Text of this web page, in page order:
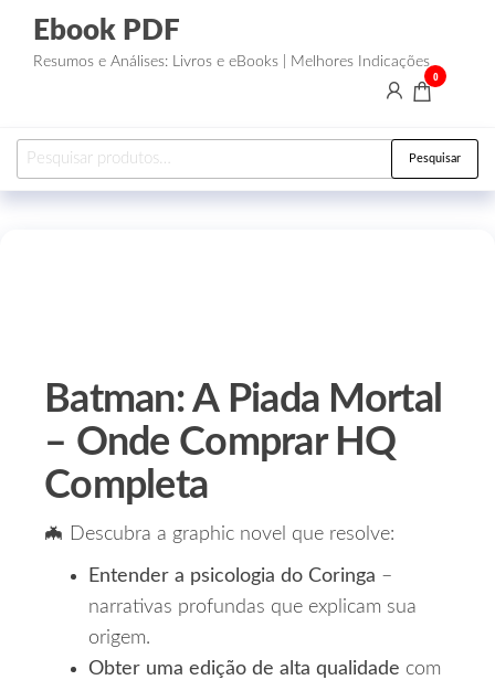
Ebook PDF
Resumos e Análises: Livros e eBooks | Melhores Indicações
0
Pesquisar
Batman: A Piada Mortal
– Onde Comprar HQ
Completa
🦇 Descubra a graphic novel que resolve:
Entender a psicologia do Coringa –
narrativas profundas que explicam sua
origem.
Obter uma edição de alta qualidade com